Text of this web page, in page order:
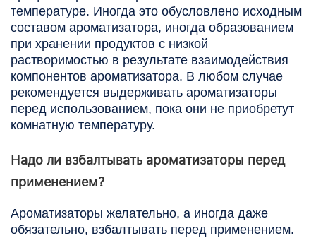
температуре. Иногда это обусловлено исходным
составом ароматизатора, иногда образованием
при хранении продуктов с низкой
растворимостью в результате взаимодействия
компонентов ароматизатора. В любом случае
рекомендуется выдерживать ароматизаторы
перед использованием, пока они не приобретут
комнатную температуру.
Надо ли взбалтывать ароматизаторы перед
применением?
Ароматизаторы желательно, а иногда даже
обязательно, взбалтывать перед применением.